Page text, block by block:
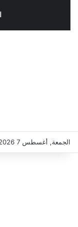
الجمعة, أغسطس 7 2026